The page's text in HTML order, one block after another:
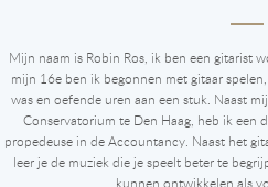
Mijn naam is Robin Ros, ik ben een gitarist
mijn 16e ben ik begonnen met gitaar
was en oefende uren aan een stuk. Naast
Conservatorium te Den Haag, heb ik een
propedeuse in de Accountancy. Naast het
leer je de muziek die je speelt beter te
kunnen ontwikkelen als